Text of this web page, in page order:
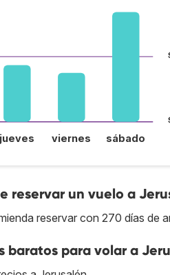
jueves viernes sábado
reservar un vuelo a
reservar con 270 días de
baratos para volar a